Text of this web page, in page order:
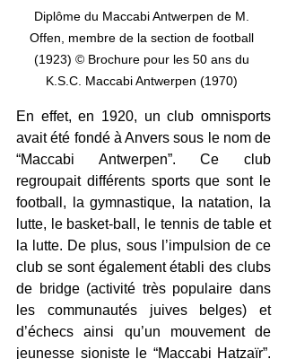
Diplôme du Maccabi Antwerpen de M.
Offen, membre de la section de football
(1923) © Brochure pour les 50 ans du
K.S.C. Maccabi Antwerpen (1970)
En effet, en 1920, un club omnisports
avait été fondé à Anvers sous le nom de
“Maccabi Antwerpen”. Ce club
regroupait différents sports que sont le
football, la gymnastique, la natation, la
lutte, le basket-ball, le tennis de table et
la lutte. De plus, sous l’impulsion de ce
club se sont également établi des clubs
de bridge (activité très populaire dans
les communautés juives belges) et
d’échecs ainsi qu’un mouvement de
jeunesse sioniste le “Maccabi Hatzaïr”.